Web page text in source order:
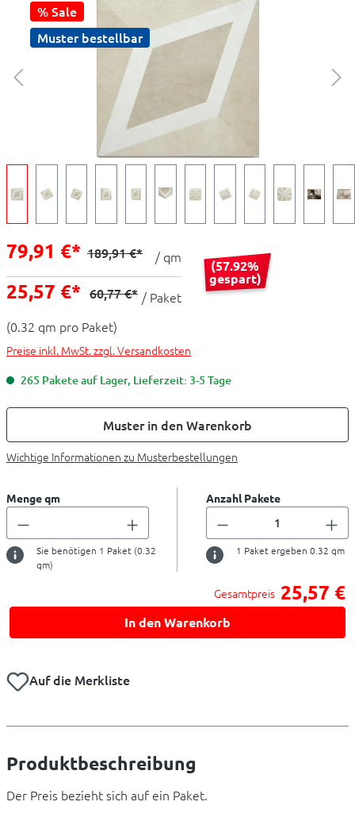
% Sale
Muster bestellbar
79,91 €* 189,91 €* / qm
25,57 €* 60,77 €* / Paket
(0.32 qm pro Paket)
(57.92%
gespart)
Preise inkl. MwSt. zzgl. Versandkosten
265 Pakete auf Lager, Lieferzeit: 3-5 Tage
Muster in den Warenkorb
Wichtige Informationen zu Musterbestellungen
Menge qm
Sie benötigen 1 Paket (0.32
qm)
Anzahl Pakete
1 Paket ergeben 0.32 qm
Gesamtpreis 25,57 €
In den Warenkorb
Auf die Merkliste
Produktbeschreibung
Der Preis bezieht sich auf ein Paket.